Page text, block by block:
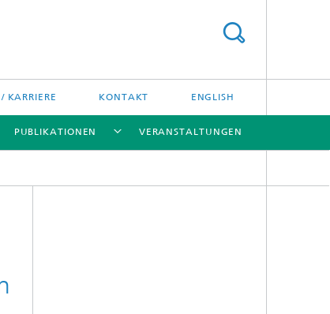
KARRIERE KONTAKT ENGLISH
PUBLIKATIONEN VERANSTALTUNGEN